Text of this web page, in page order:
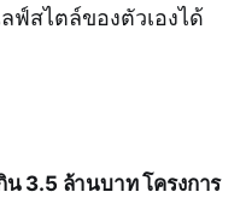
ฟ์สไตล์ของตัวเองได้
3.5 ล้านบาท โครงการ